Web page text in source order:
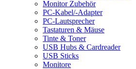
Monitor Zubehör
PC-Kabel/-Adapter
PC-Lautsprecher
Tastaturen & Mäuse
Tinte & Toner
USB Hubs & Cardreader
USB Sticks
Monitore